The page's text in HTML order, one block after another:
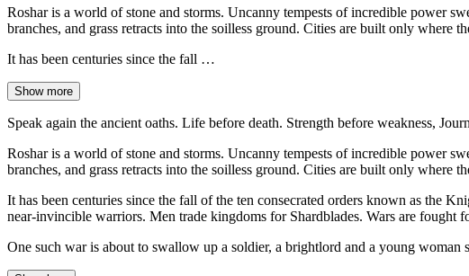
Roshar is a world of stone and storms. Uncanny tempests of incredible power
branches, and grass retracts into the soilless ground. Cities are built only where
It has been centuries since the fall …
Show more
Speak again the ancient oaths. Life before death. Strength before weakness,
Roshar is a world of stone and storms. Uncanny tempests of incredible power
branches, and grass retracts into the soilless ground. Cities are built only where
It has been centuries since the fall of the ten consecrated orders known as the
near-invincible warriors. Men trade kingdoms for Shardblades. Wars are fought
One such war is about to swallow up a soldier, a brightlord and a young woman